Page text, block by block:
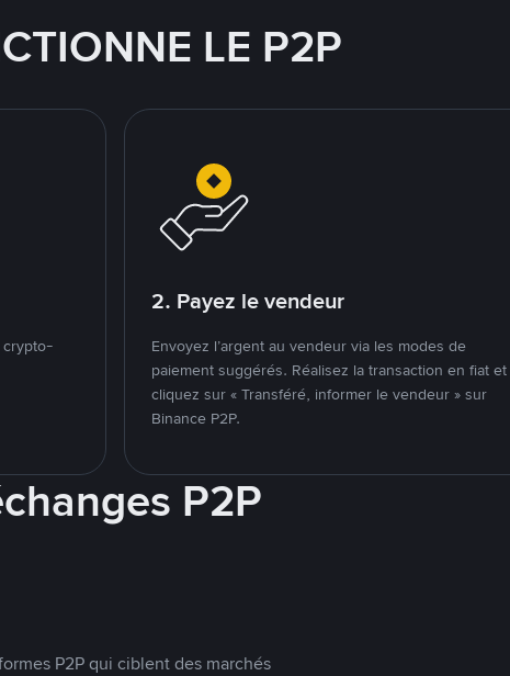
LE P2P
crypto-
2. Payez le vendeur
Envoyez l’argent au vendeur via les modes de
paiement suggérés. Réalisez la transaction en fiat et
cliquez sur « Transféré, informer le vendeur » sur
Binance P2P.
P2P
P2P qui ciblent des marchés